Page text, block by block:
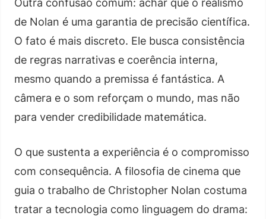
Outra confusão comum: achar que o realismo
de Nolan é uma garantia de precisão científica.
O fato é mais discreto. Ele busca consistência
de regras narrativas e coerência interna,
mesmo quando a premissa é fantástica. A
câmera e o som reforçam o mundo, mas não
para vender credibilidade matemática.
O que sustenta a experiência é o compromisso
com consequência. A filosofia de cinema que
guia o trabalho de Christopher Nolan costuma
tratar a tecnologia como linguagem do drama: